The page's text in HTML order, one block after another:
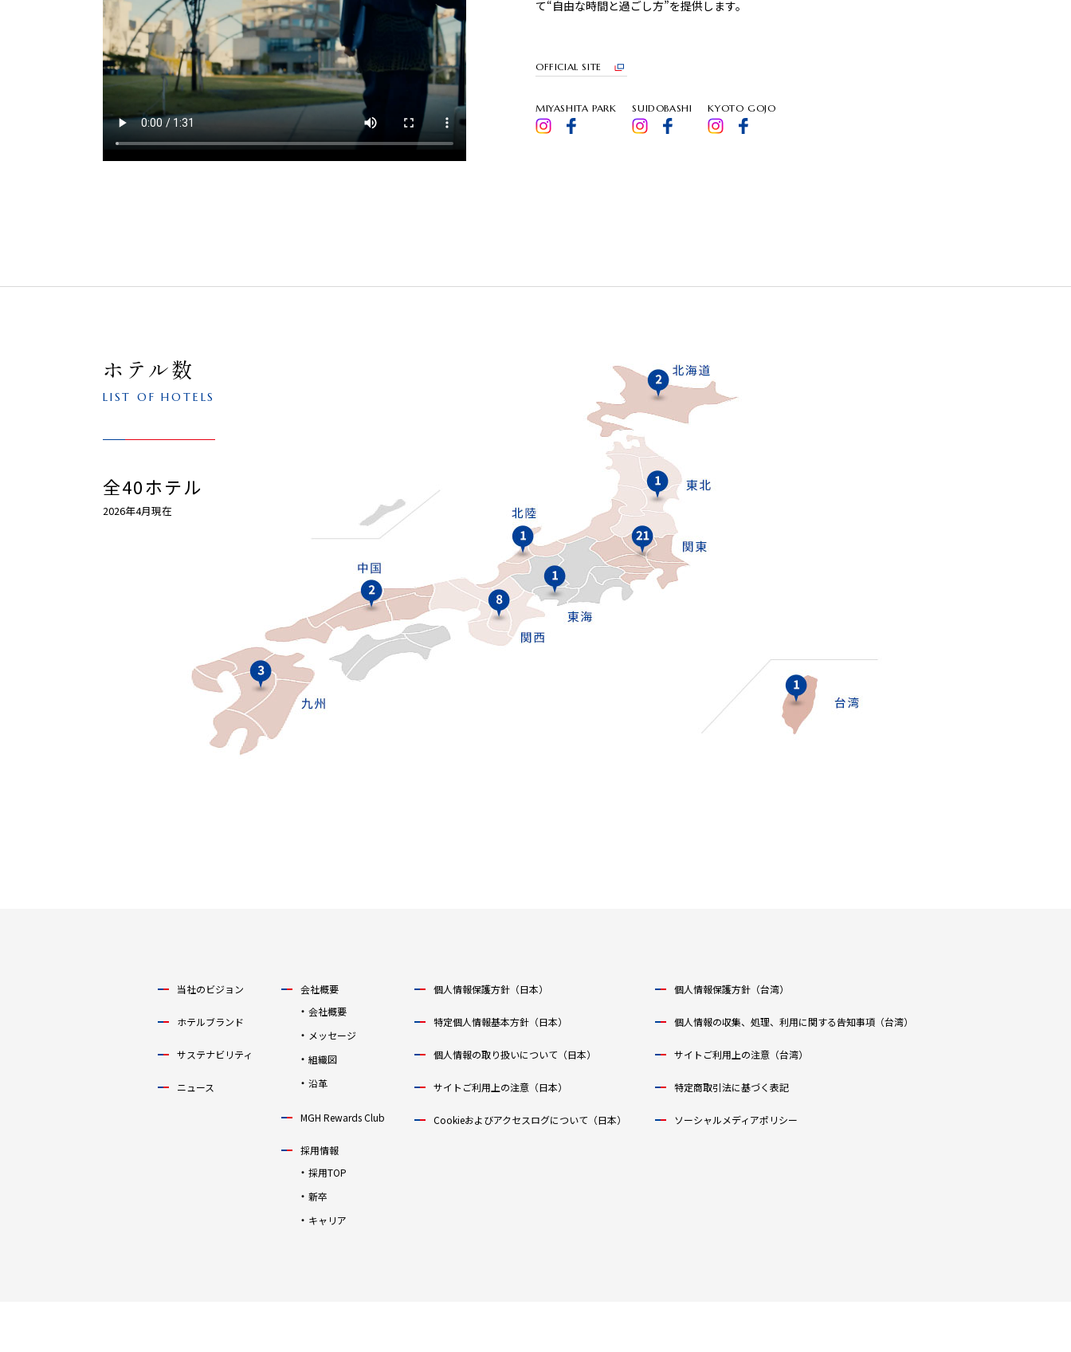
て“自由な時間と過ごし方”を提供します。
OFFICIAL SITE
MIYASHITA PARK SUIDOBASHI KYOTO GOJO
ホテル数
LIST OF HOTELS
全40ホテル
2026年4月現在
当社のビジョン
ホテルブランド
サステナビリティ
ニュース
会社概要
会社概要
メッセージ
組織図
沿革
MGH Rewards Club
採用情報
採用TOP
新卒
キャリア
個人情報保護方針（日本）
特定個人情報基本方針（日本）
個人情報の取り扱いについて（日本）
サイトご利用上の注意（日本）
Cookieおよびアクセスログについて（日本）
個人情報保護方針（台湾）
個人情報の収集、処理、利用に関する告知事項（台湾）
サイトご利用上の注意（台湾）
特定商取引法に基づく表記
ソーシャルメディアポリシー